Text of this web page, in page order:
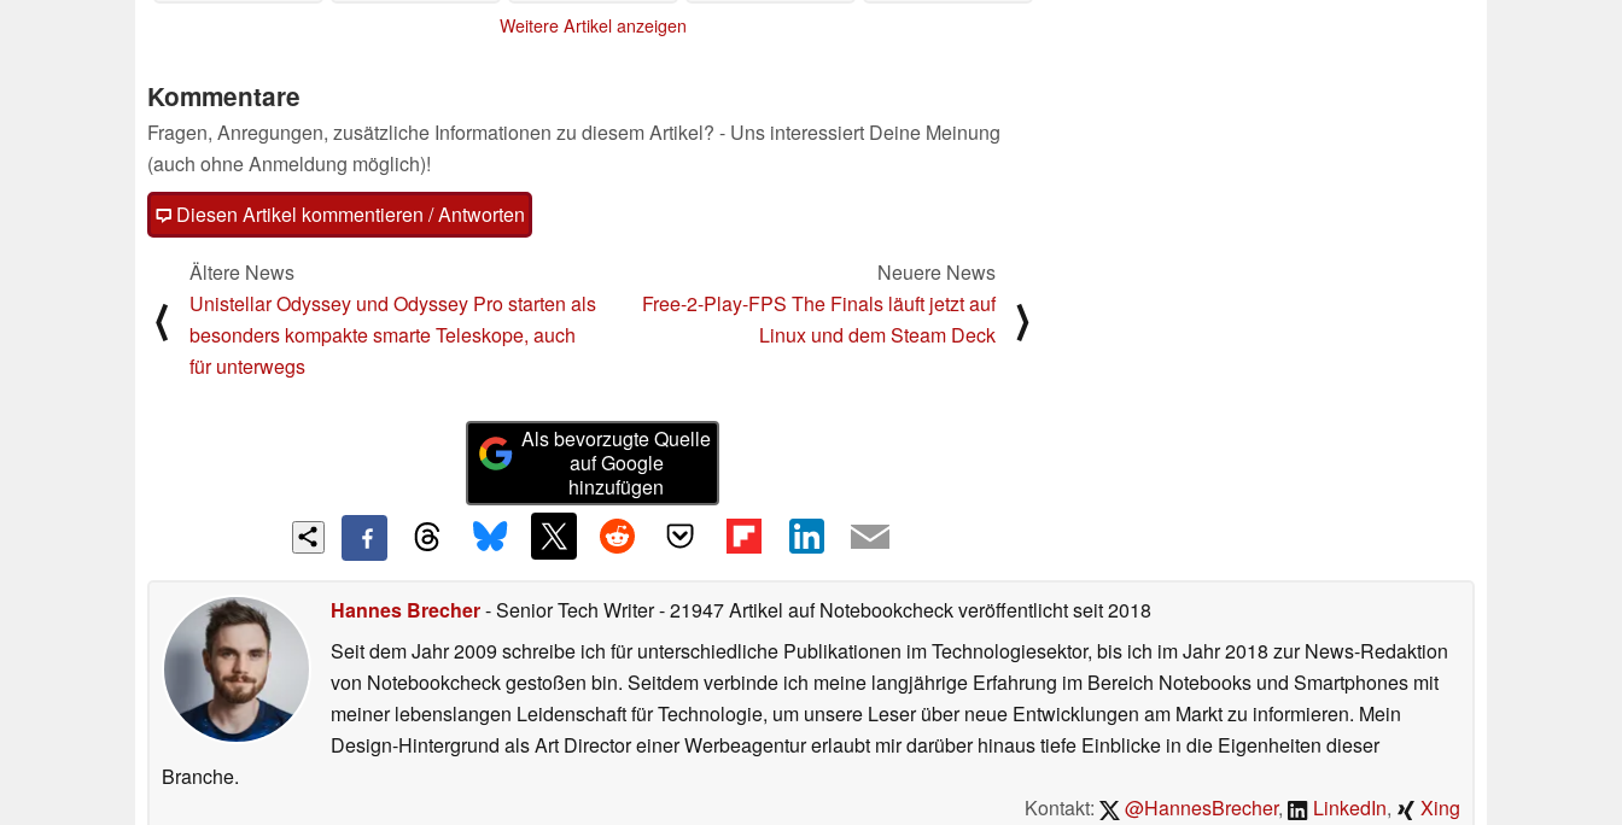
Weitere Artikel anzeigen
Kommentare
Fragen, Anregungen, zusätzliche Informationen zu diesem Artikel? - Uns interessiert Deine Meinung
(auch ohne Anmeldung möglich)!
Diesen Artikel kommentieren / Antworten
⟨
Ältere News
Unistellar Odyssey und Odyssey Pro starten als
besonders kompakte smarte Teleskope, auch
für unterwegs
Neuere News
Free-2-Play-FPS The Finals läuft jetzt auf
Linux und dem Steam Deck
⟩
Als bevorzugte Quelle
auf Google
hinzufügen
Hannes Brecher- Senior Tech Writer- 21947 Artikel auf Notebookcheck veröffentlichtseit 2018
Seit dem Jahr 2009 schreibe ich für unterschiedliche Publikationen im Technologiesektor, bis ich im Jahr 2018 zur News-Redaktion
von Notebookcheck gestoßen bin. Seitdem verbinde ich meine langjährige Erfahrung im Bereich Notebooks und Smartphones mit
meiner lebenslangen Leidenschaft für Technologie, um unsere Leser über neue Entwicklungen am Markt zu informieren. Mein
Design-Hintergrund als Art Director einer Werbeagentur erlaubt mir darüber hinaus tiefe Einblicke in die Eigenheiten dieser
Branche.
Kontakt:
@HannesBrecher, LinkedIn, Xing